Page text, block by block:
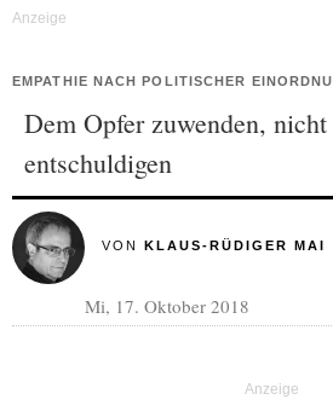
EMPATHIE NACH POLITISCHER
Dem Opfer zuwenden, nicht
entschuldigen
VON KLAUS-RÜDIGER MAI
Mi, 17. Oktober 2018